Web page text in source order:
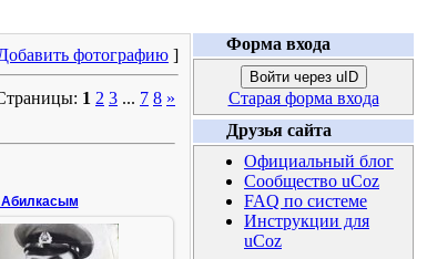
фотографию ]
1 2 3 ... 7 8 »
Форма входа
Войти через uID
Старая форма входа
Друзья сайта
Официальный блог
Сообщество uCoz
FAQ по системе
Инструкции для
uCoz